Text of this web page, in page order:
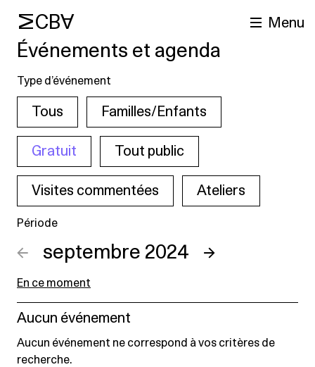
MCBA Menu
Événements et agenda
Type d’événement
Tous Familles/Enfants
Gratuit Tout public
Visites commentées Ateliers
Période
← septembre 2024 →
En ce moment
Aucun événement
Aucun événement ne correspond à vos critères de
recherche.